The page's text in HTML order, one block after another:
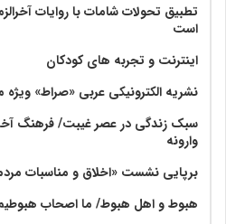
تطبیق تحولات شامات با روایات
است
اینترنت و تجربه های کودکان
نشریه الکترونیکی عربی «صراط»
سبک زندگی در عصر غیبت/ فرهنگ
وارونه
برپایی نشست «اخلاق و مناسبات
هبوط و اهل هبوط/ ما اصحاب